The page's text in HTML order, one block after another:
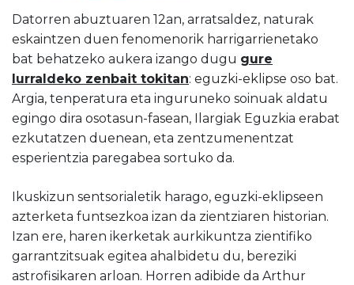
Datorren abuztuaren 12an, arratsaldez, naturak
eskaintzen duen fenomenorik harrigarrienetako
bat behatzeko aukera izango dugu gure
lurraldeko zenbait tokitan: eguzki-eklipse oso bat.
Argia, tenperatura eta inguruneko soinuak aldatu
egingo dira osotasun-fasean, Ilargiak Eguzkia erabat
ezkutatzen duenean, eta zentzumenentzat
esperientzia paregabea sortuko da.
Ikuskizun sentsorialetik harago, eguzki-eklipseen
azterketa funtsezkoa izan da zientziaren historian.
Izan ere, haren ikerketak aurkikuntza zientifiko
garrantzitsuak egitea ahalbidetu du, bereziki
astrofisikaren arloan. Horren adibide da Arthur